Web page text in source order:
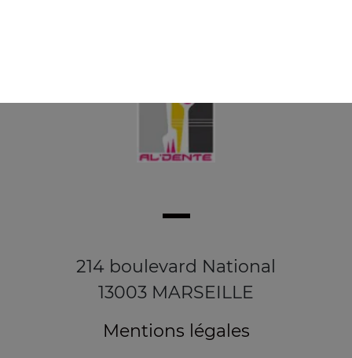
214 boulevard National
13003 MARSEILLE
Mentions légales